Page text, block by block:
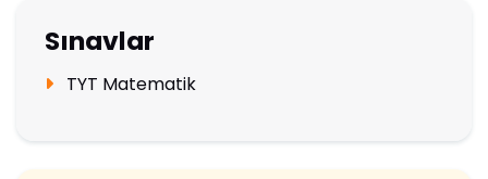
Sınavlar
TYT Matematik